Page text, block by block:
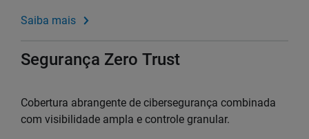
Saiba mais
Segurança Zero Trust
Cobertura abrangente de cibersegurança combinada
com visibilidade ampla e controle granular.